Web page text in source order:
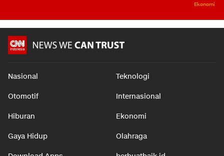
Ekonomi
Nasional Teknologi
Otomotif Internasional
Hiburan Ekonomi
Gaya Hidup Olahraga